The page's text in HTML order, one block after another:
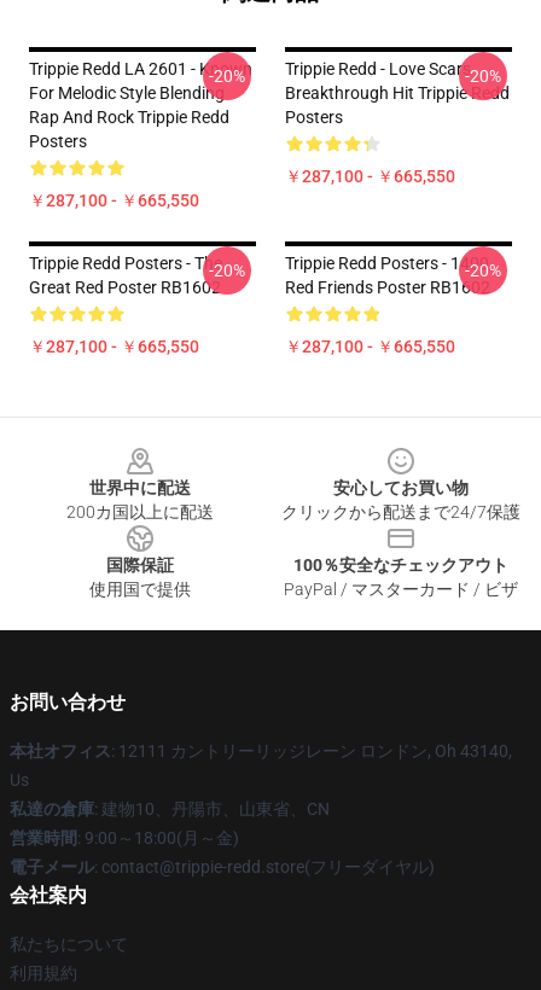
Trippie Redd LA 2601 - Known
For Melodic Style Blending
Rap And Rock Trippie Redd
Posters
￥287,100 - ￥665,550
-20%
Trippie Redd - Love Scars
Breakthrough Hit Trippie Redd
Posters
￥287,100 - ￥665,550
-20%
Trippie Redd Posters - The
Great Red Poster RB1602
￥287,100 - ￥665,550
-20%
Trippie Redd Posters - 1400
Red Friends Poster RB1602
￥287,100 - ￥665,550
-20%
世界中に配送
200カ国以上に配送
安心してお買い物
クリックから配送まで24/7保護
国際保証
使用国で提供
100％安全なチェックアウト
PayPal / マスターカード / ビザ
お問い合わせ
本社オフィス: 12111 カントリーリッジレーン ロンドン, Oh 43140,
Us
私達の倉庫: 建物10、丹陽市、山東省、CN
営業時間: 9:00～18:00(月～金)
電子メール: contact@trippie-redd.store(フリーダイヤル)
会社案内
私たちについて
利用規約